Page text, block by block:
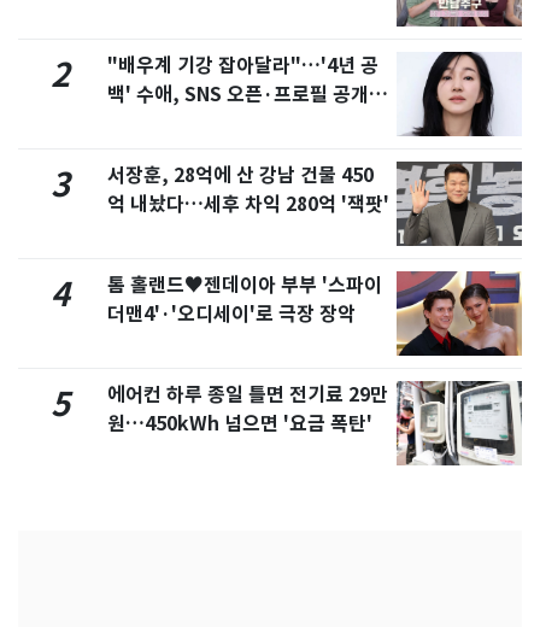
2
"배우계 기강 잡아달라"…'4년 공
백' 수애, SNS 오픈·프로필 공개
3
서장훈, 28억에 산 강남 건물 450
억 내놨다…세후 차익 280억 '잭팟'
4
톰 홀랜드♥젠데이아 부부 '스파이
더맨4'·'오디세이'로 극장 장악
5
에어컨 하루 종일 틀면 전기료 29만
원…450kWh 넘으면 '요금 폭탄'